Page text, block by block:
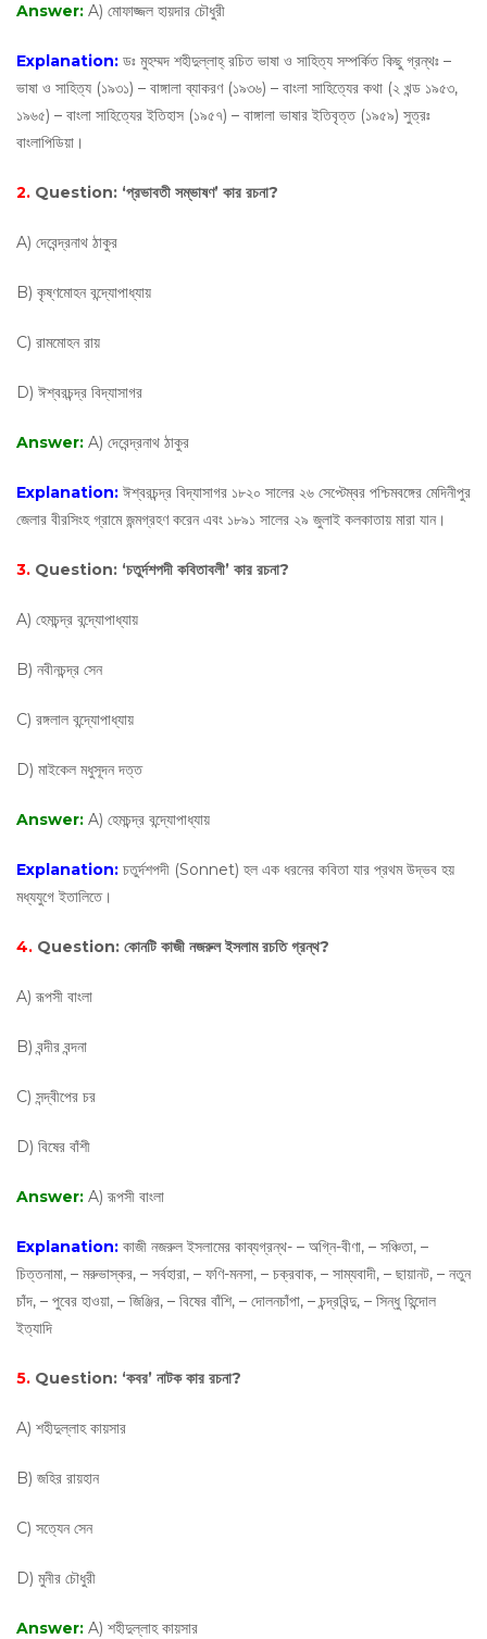
Answer: A) মোফাজ্জল হায়দার চৌধুরী
Explanation: ডঃ মুহম্মদ শহীদুল্লাহ্ রচিত ভাষা ও সাহিত্য সম্পর্কিত কিছু গ্রন্থঃ –
ভাষা ও সাহিত্য (১৯৩১) – বাঙ্গালা ব্যাকরণ (১৯৩৬) – বাংলা সাহিত্যের কথা (২ খন্ড ১৯৫৩,
১৯৬৫) – বাংলা সাহিত্যের ইতিহাস (১৯৫৭) – বাঙ্গালা ভাষার ইতিবৃত্ত (১৯৫৯) সুত্রঃ
বাংলাপিডিয়া।
2. Question: ‘প্রভাবতী সম্ভাষণ’ কার রচনা?
A) দেবেন্দ্রনাথ ঠাকুর
B) কৃষ্ণমোহন বন্দ্যোপাধ্যায়
C) রামমোহন রায়
D) ঈশ্বরচন্দ্র বিদ্যাসাগর
Answer: A) দেবেন্দ্রনাথ ঠাকুর
Explanation: ঈশ্বরচন্দ্র বিদ্যাসাগর ১৮২০ সালের ২৬ সেপ্টেম্বর পশ্চিমবঙ্গের মেদিনীপুর
জেলার বীরসিংহ গ্রামে জন্মগ্রহণ করেন এবং ১৮৯১ সালের ২৯ জুলাই কলকাতায় মারা যান।
3. Question: ‘চতুর্দশপদী কবিতাবলী’ কার রচনা?
A) হেমচন্দ্র বন্দ্যোপাধ্যায়
B) নবীনচন্দ্র সেন
C) রঙ্গলাল বন্দ্যোপাধ্যায়
D) মাইকেল মধুসূদন দত্ত
Answer: A) হেমচন্দ্র বন্দ্যোপাধ্যায়
Explanation: চতুর্দশপদী (Sonnet) হল এক ধরনের কবিতা যার প্রথম উদ্ভব হয়
মধ্যযুগে ইতালিতে।
4. Question: কোনটি কাজী নজরুল ইসলাম রচতি গ্রন্থ?
A) রূপসী বাংলা
B) বন্দীর বন্দনা
C) সন্দ্বীপের চর
D) বিষের বাঁশী
Answer: A) রূপসী বাংলা
Explanation: কাজী নজরুল ইসলামের কাব্যগ্রন্থ- – অগ্নি-বীণা, – সঞ্চিতা, –
চিত্তনামা, – মরুভাস্কর, – সর্বহারা, – ফণি-মনসা, – চক্রবাক, – সাম্যবাদী, – ছায়ানট, – নতুন
চাঁদ, – পুবের হাওয়া, – জিঞ্জির, – বিষের বাঁশি, – দোলনচাঁপা, – চন্দ্রবিন্দু, – সিন্ধু হিন্দোল
ইত্যাদি
5. Question: ‘কবর’ নাটক কার রচনা?
A) শহীদুল্লাহ কায়সার
B) জহির রায়হান
C) সত্যেন সেন
D) মুনীর চৌধুরী
Answer: A) শহীদুল্লাহ কায়সার